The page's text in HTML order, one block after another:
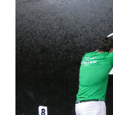
6.8.2026